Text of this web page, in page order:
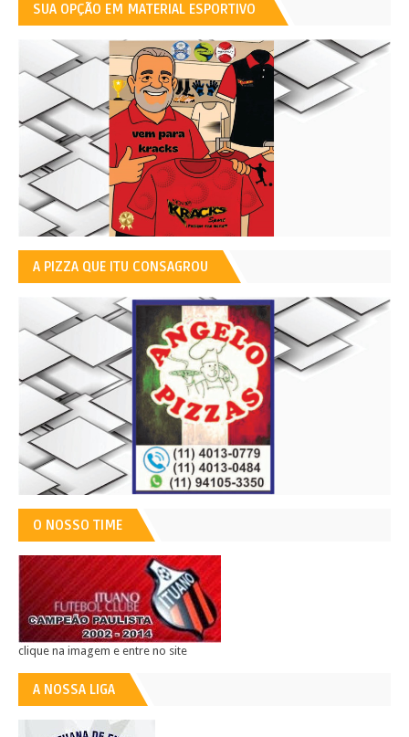
SUA OPÇÃO EM MATERIAL ESPORTIVO
A PIZZA QUE ITU CONSAGROU
O NOSSO TIME
clique na imagem e entre no site
A NOSSA LIGA